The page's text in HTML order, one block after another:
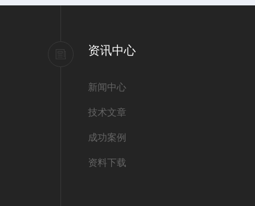
资讯中心
新闻中心
技术文章
成功案例
资料下载